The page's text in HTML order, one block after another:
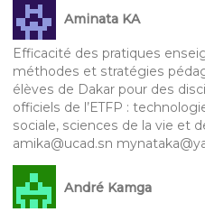
Aminata KA
Efficacité des pratiques
méthodes et stratégies
élèves de Dakar pour des
officiels de l’ETFP :
sociale, sciences de la vie et
amika@ucad.sn
André Kamga